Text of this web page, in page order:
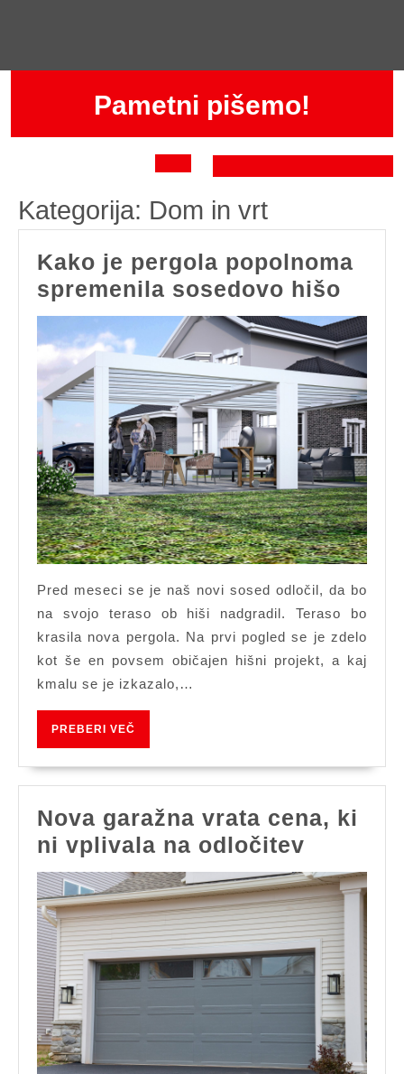
Pametni pišemo!
Button
Kategorija: Dom in vrt
Kako je pergola popolnoma
spremenila sosedovo hišo
je
hišo
Pred meseci se je naš novi sosed odločil, da bo
na svojo teraso ob hiši nadgradil. Teraso bo
krasila nova pergola. Na prvi pogled se je zdelo
kot še en povsem običajen hišni projekt, a kaj
kmalu se je izkazalo,…
PREBERI VEČ
Nova garažna vrata cena, ki
ni vplivala na odločitev
garažna
vrata
cena,
ki
ni
vplivala
na